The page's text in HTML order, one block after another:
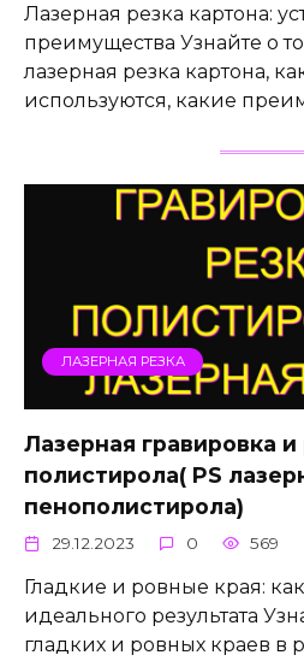
Лазерная резка картона:
преимущества Узнайте о
лазерная резка картона,
используются, какие
ЛАЗЕРНАЯ РЕЗКА
Лазерная гравировка и
полистирола( PS
пенополистирола)
29.12.2023 0 569
Гладкие и ровные края:
идеального результата
гладких и ровных краев в